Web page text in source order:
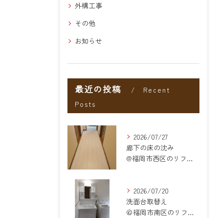
外構工事
その他
お知らせ
最近の投稿
Recent
Posts
2026/07/27
廊下の床の沈み
@福岡市西区のリフォーム
2026/07/20
洗面台取替え
＠福岡市南区のリフォーム